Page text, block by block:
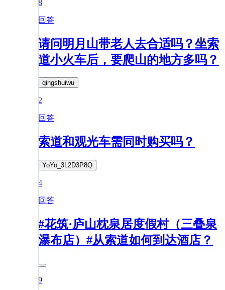
8
回答
请问明月山带老人去合适吗？坐索
道小火车后，要爬山的地方多吗？
qingshuiwu
2
回答
索道和观光车需同时购买吗？
YoYo_3L2D3P8Q
4
回答
#花筑·庐山枕泉居度假村（三叠泉
瀑布店）#从索道如何到达酒店？
9